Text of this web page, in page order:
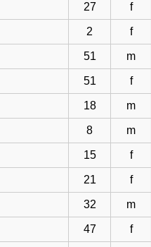
27 f
2 f
51 m
51 f
18 m
8 m
15 f
21 f
32 m
47 f